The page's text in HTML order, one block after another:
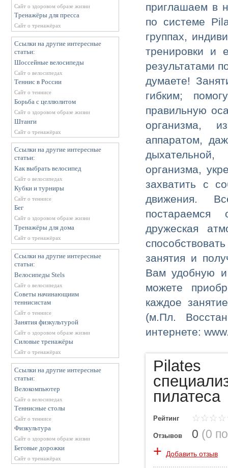
Сайт о здоровом образе жизни
Тренажёры для пресса
Сайт о тренажёрах
Ссылки на другие интересные
статьи:
Шоссейные велосипеды
Сайт о велосипедах
Теннис в России
Сайт о теннисе
Борьба с целлюлитом
Сайт о здоровом образе жизни
Штанги
Сайт о тренажёрах
Ссылки на другие интересные
статьи:
Как выбрать велосипед
Сайт о велосипедах
Кубки и турниры
Сайт о теннисе
Бег
Сайт о здоровом образе жизни
Тренажёры для дома
Сайт о тренажёрах
Ссылки на другие интересные
статьи:
Велосипеды Stels
Сайт о велосипедах
Советы начинающиим
теннисистам
Сайт о теннисе
Занятия физкультурой
Сайт о здоровом образе жизни
Силовые тренажёры
Сайт о тренажёрах
Ссылки на другие интересные
статьи:
Велокомпьютер
Сайт о велосипедах
Теннисные столы
Сайт о теннисе
Физкультура
Сайт о здоровом образе жизни
Беговые дорожки
Сайт о тренажёрах
приглашаем в
по системе
группах,
тренировки и
результатами
думаете!
гибким;
правильную
организма,
аппаратом,
организма,
захватить с
движения.
постараемся
дружеская
занятия и
Вам удобную и
можете
каждое
(м.Пл.
интернете:
пилатеса
Рейтинг
Отзывов 0 (0
+ Добавить отзыв